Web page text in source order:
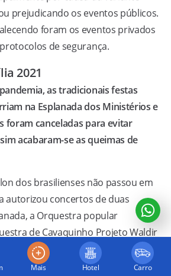
prejudicando os eventos públicos.
foram os eventos privados
de segurança.
2021
as tradicionais festas
na Esplanada dos Ministérios e
foram canceladas para evitar
acabaram-se as queimas de
dos brasilienses não passou em
autorizou concertos de duas
a Orquestra popular
de Cavaquinho Projeto Waldir
pode participar, obedecendo o
por meio de quadrantes
Hotel Carro
Mais